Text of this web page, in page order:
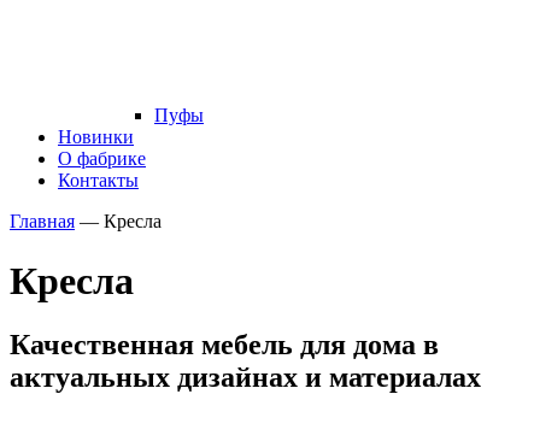
Пуфы
Новинки
О фабрике
Контакты
Главная — Кресла
Кресла
Качественная мебель для дома в
актуальных дизайнах и материалах